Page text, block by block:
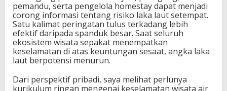
pemandu, serta pengelola homestay dapat menjadi
corong informasi tentang risiko laka laut setempat.
Satu kalimat peringatan tulus terkadang lebih
efektif daripada spanduk besar. Saat seluruh
ekosistem wisata sepakat menempatkan
keselamatan di atas keuntungan sesaat, angka laka
laut berpotensi menurun.
Dari perspektif pribadi, saya melihat perlunya
kurikulum ringan mengenai keselamatan wisata air